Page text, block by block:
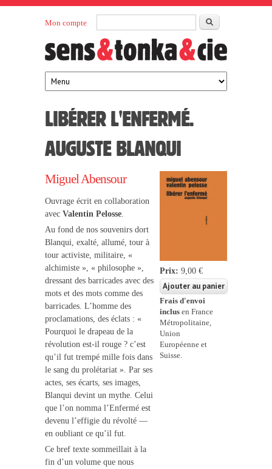
Rechercher
Mon compte
Sens et
Tonka
éditeurs
maison
d’édition
française
LIBÉRER L'ENFERMÉ.
AUGUSTE BLANQUI
Miguel Abensour
Ouvrage écrit en collaboration
avec Valentin Pelosse
Au fond de nos souvenirs dort
Blanqui, exalté, allumé, tour à
tour activiste, militaire, «
alchimiste », « philosophe »,
dressant des barricades avec des
mots et des mots comme des
barricades. L’homme des
proclamations, des éclats : «
Pourquoi le drapeau de la
révolution est-il rouge ? c’est
qu’il fut trempé mille fois dans
le sang du prolétariat ». Par ses
actes, ses écarts, ses images,
Blanqui devint un mythe. Celui
que l’on nomma l’Enfermé est
devenu l’effigie du révolté —
en oubliant ce qu’il fut.
Ce bref texte sommeillait à la
fin d’un volume que nous
Prix: 9,00 €
Frais d'envoi
inclus en France
Métropolitaine,
Union
Européenne et
Suisse.